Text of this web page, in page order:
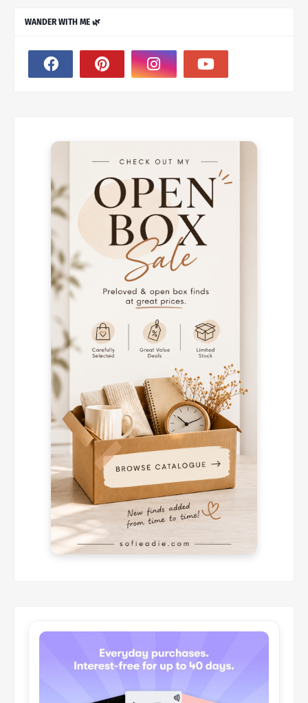
WANDER WITH ME 🌿